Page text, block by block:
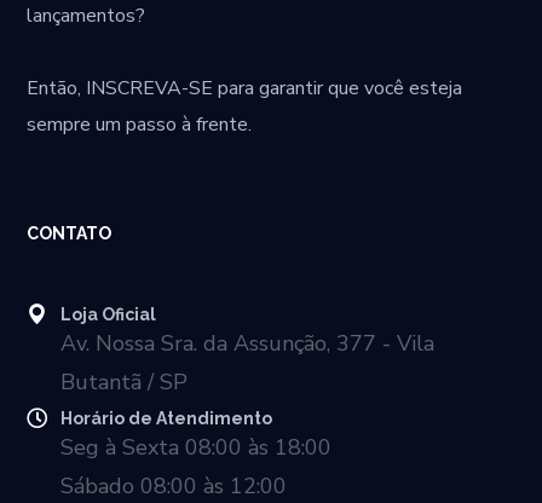
lançamentos?
Então, INSCREVA-SE para garantir que você esteja
sempre um passo à frente.
CONTATO
Loja Oficial
Av. Nossa Sra. da Assunção, 377 - Vila
Butantã / SP
Horário de Atendimento
Seg à Sexta 08:00 às 18:00
Sábado 08:00 às 12:00